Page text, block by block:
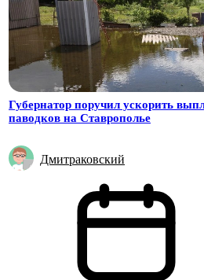
Губернатор поручил ускорить
паводков на Ставрополье
Дмитраковский